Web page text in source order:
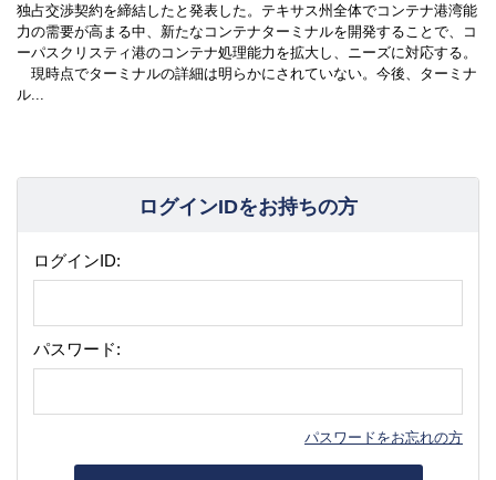
独占交渉契約を締結したと発表した。テキサス州全体でコンテナ港湾能
力の需要が高まる中、新たなコンテナターミナルを開発することで、コ
ーパスクリスティ港のコンテナ処理能力を拡大し、ニーズに対応する。
現時点でターミナルの詳細は明らかにされていない。今後、ターミナ
ル...
ログインIDをお持ちの方
ログインID:
パスワード:
パスワードをお忘れの方